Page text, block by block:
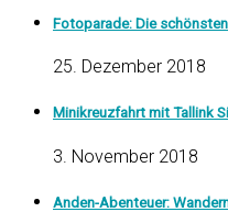
Fotoparade: Die
25. Dezember 2018
Minikreuzfahrt mit Tallink
3. November 2018
Anden-Abenteuer: